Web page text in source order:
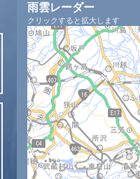
雨雲レーダー
クリックすると拡大します